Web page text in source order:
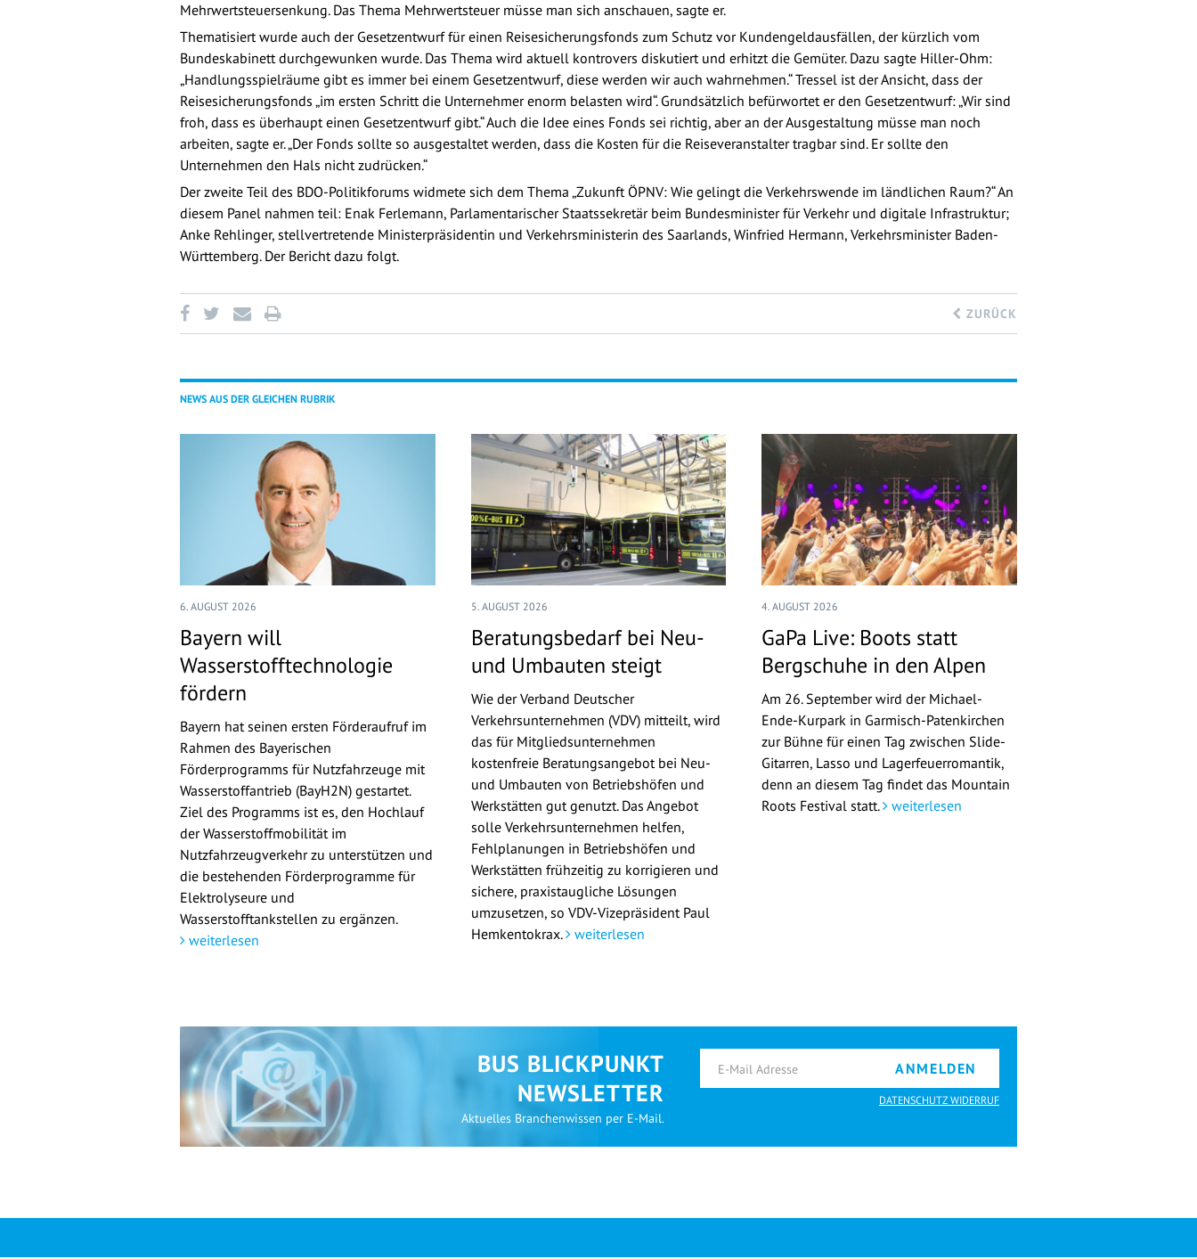
Mehrwertsteuersenkung. Das Thema Mehrwertsteuer müsse man sich anschauen, sagte er.
Thematisiert wurde auch der Gesetzentwurf für einen Reisesicherungsfonds zum Schutz vor Kundengeldausfällen, der kürzlich vom
Bundeskabinett durchgewunken wurde. Das Thema wird aktuell kontrovers diskutiert und erhitzt die Gemüter. Dazu sagte Hiller-Ohm:
„Handlungsspielräume gibt es immer bei einem Gesetzentwurf, diese werden wir auch wahrnehmen.“ Tressel ist der Ansicht, dass der
Reisesicherungsfonds „im ersten Schritt die Unternehmer enorm belasten wird“. Grundsätzlich befürwortet er den Gesetzentwurf: „Wir sind
froh, dass es überhaupt einen Gesetzentwurf gibt.“ Auch die Idee eines Fonds sei richtig, aber an der Ausgestaltung müsse man noch
arbeiten, sagte er. „Der Fonds sollte so ausgestaltet werden, dass die Kosten für die Reiseveranstalter tragbar sind. Er sollte den
Unternehmen den Hals nicht zudrücken.“
Der zweite Teil des BDO-Politikforums widmete sich dem Thema „Zukunft ÖPNV: Wie gelingt die Verkehrswende im ländlichen Raum?“ An
diesem Panel nahmen teil: Enak Ferlemann, Parlamentarischer Staatssekretär beim Bundesminister für Verkehr und digitale Infrastruktur;
Anke Rehlinger, stellvertretende Ministerpräsidentin und Verkehrsministerin des Saarlands, Winfried Hermann, Verkehrsminister Baden-
Württemberg. Der Bericht dazu folgt.
ZURÜCK
NEWS AUS DER GLEICHEN RUBRIK
6. AUGUST 2026
Bayern will
Wasserstofftechnologie
fördern
Bayern hat seinen ersten Förderaufruf im
Rahmen des Bayerischen
Förderprogramms für Nutzfahrzeuge mit
Wasserstoffantrieb (BayH2N) gestartet.
Ziel des Programms ist es, den Hochlauf
der Wasserstoffmobilität im
Nutzfahrzeugverkehr zu unterstützen und
die bestehenden Förderprogramme für
Elektrolyseure und
Wasserstofftankstellen zu ergänzen.
weiterlesen
5. AUGUST 2026
Beratungsbedarf bei Neu-
und Umbauten steigt
Wie der Verband Deutscher
Verkehrsunternehmen (VDV) mitteilt, wird
das für Mitgliedsunternehmen
kostenfreie Beratungsangebot bei Neu-
und Umbauten von Betriebshöfen und
Werkstätten gut genutzt. Das Angebot
solle Verkehrsunternehmen helfen,
Fehlplanungen in Betriebshöfen und
Werkstätten frühzeitig zu korrigieren und
sichere, praxistaugliche Lösungen
umzusetzen, so VDV-Vizepräsident Paul
Hemkentokrax. weiterlesen
4. AUGUST 2026
GaPa Live: Boots statt
Bergschuhe in den Alpen
Am 26. September wird der Michael-
Ende-Kurpark in Garmisch-Patenkirchen
zur Bühne für einen Tag zwischen Slide-
Gitarren, Lasso und Lagerfeuerromantik,
denn an diesem Tag findet das Mountain
Roots Festival statt. weiterlesen
BUS BLICKPUNKT
NEWSLETTER
Aktuelles Branchenwissen per E-Mail.
ANMELDEN
DATENSCHUTZ WIDERRUF